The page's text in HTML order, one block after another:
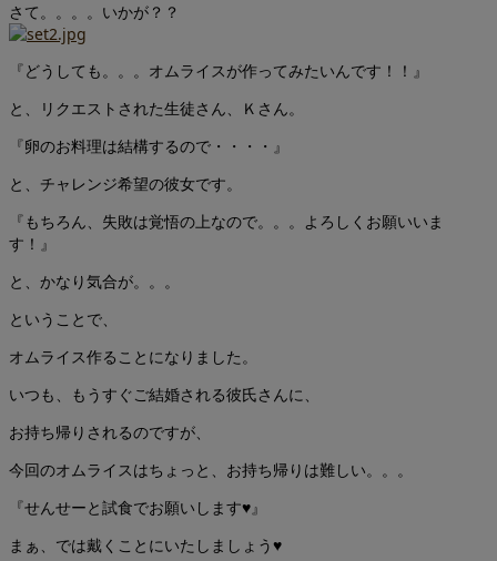
さて。。。。いかが？？
『どうしても。。。オムライスが作ってみたいんです！！』
と、リクエストされた生徒さん、Ｋさん。
『卵のお料理は結構するので・・・・』
と、チャレンジ希望の彼女です。
『もちろん、失敗は覚悟の上なので。。。よろしくお願いいま
す！』
と、かなり気合が。。。
ということで、
オムライス作ることになりました。
いつも、もうすぐご結婚される彼氏さんに、
お持ち帰りされるのですが、
今回のオムライスはちょっと、お持ち帰りは難しい。。。
『せんせーと試食でお願いします♥』
まぁ、では戴くことにいたしましょう♥